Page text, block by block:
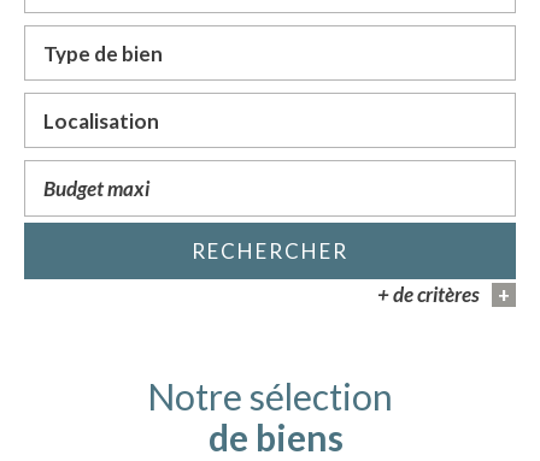
10KM
RECHERCHER
+ de critères
+
Notre sélection
de biens